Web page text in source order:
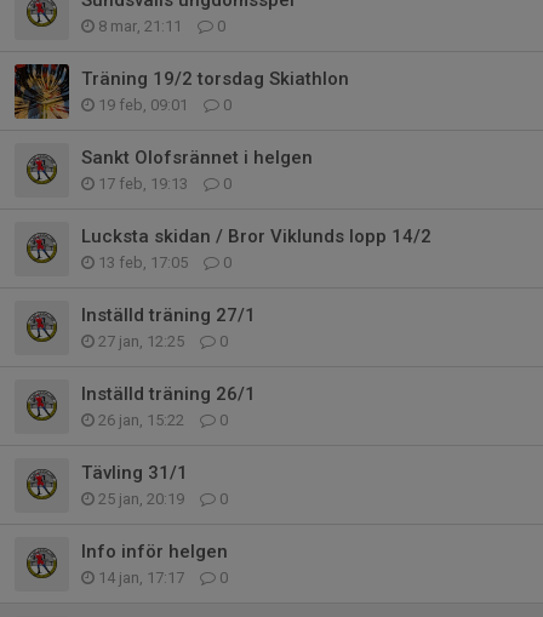
8 mar, 21:11 0
Träning 19/2 torsdag Skiathlon
19 feb, 09:01 0
Sankt Olofsrännet i helgen
17 feb, 19:13 0
Lucksta skidan / Bror Viklunds lopp 14/2
13 feb, 17:05 0
Inställd träning 27/1
27 jan, 12:25 0
Inställd träning 26/1
26 jan, 15:22 0
Tävling 31/1
25 jan, 20:19 0
Info inför helgen
14 jan, 17:17 0